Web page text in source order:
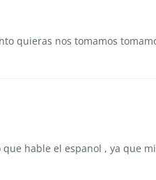
quieras nos tomamos
hable el espanol , ya que